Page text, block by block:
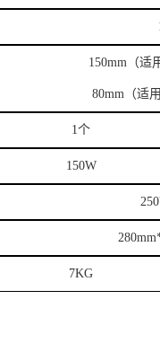
150mm（适
80mm（适
1个
150W
7KG